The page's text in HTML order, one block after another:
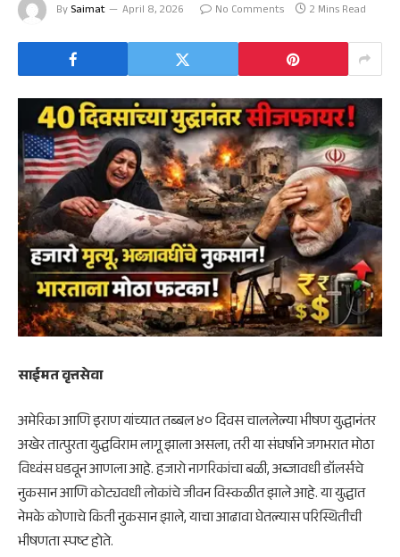
By Saimat April 8, 2026 No Comments 2 Mins Read
साईमत वृत्तसेवा
अमेरिका आणि इराण यांच्यात तब्बल ४० दिवस चाललेल्या भीषण युद्धानंतर
अखेर तात्पुरता युद्धविराम लागू झाला असला, तरी या संघर्षाने जगभरात मोठा
विध्वंस घडवून आणला आहे. हजारो नागरिकांचा बळी, अब्जावधी डॉलर्सचे
नुकसान आणि कोट्यवधी लोकांचे जीवन विस्कळीत झाले आहे. या युद्धात
नेमके कोणाचे किती नुकसान झाले, याचा आढावा घेतल्यास परिस्थितीची
भीषणता स्पष्ट होते.